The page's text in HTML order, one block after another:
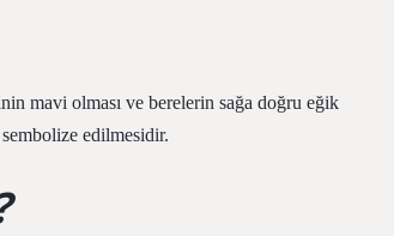
mavi olması ve berelerin sağa doğru eğik
sembolize edilmesidir.